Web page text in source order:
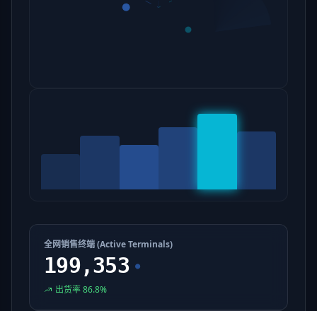
全网销售终端 (Active Terminals)
199,353 ●
出货率 86.8%